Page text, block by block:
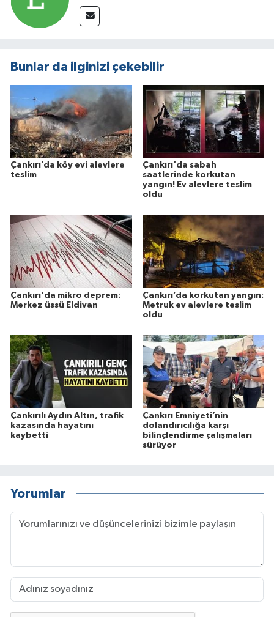
Bunlar da ilginizi çekebilir
Çankırı’da köy evi alevlere
teslim
Çankırı'da sabah
saatlerinde korkutan
yangın! Ev alevlere teslim
oldu
Çankırı'da mikro deprem:
Merkez üssü Eldivan
Çankırı’da korkutan yangın:
Metruk ev alevlere teslim
oldu
Çankırılı Aydın Altın, trafik
kazasında hayatını
kaybetti
Çankırı Emniyeti’nin
dolandırıcılığa karşı
bilinçlendirme çalışmaları
sürüyor
Yorumlar